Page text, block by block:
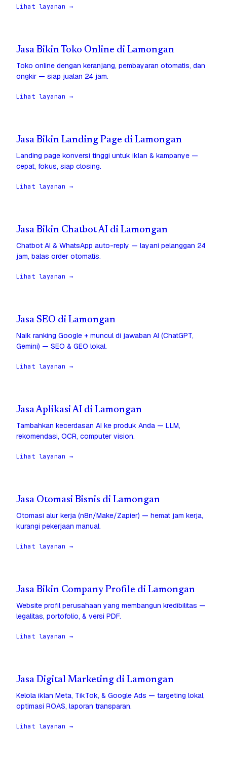
Lihat layanan →
Jasa Bikin Toko Online di Lamongan
Toko online dengan keranjang, pembayaran otomatis, dan
ongkir — siap jualan 24 jam.
Lihat layanan →
Jasa Bikin Landing Page di Lamongan
Landing page konversi tinggi untuk iklan & kampanye —
cepat, fokus, siap closing.
Lihat layanan →
Jasa Bikin Chatbot AI di Lamongan
Chatbot AI & WhatsApp auto-reply — layani pelanggan 24
jam, balas order otomatis.
Lihat layanan →
Jasa SEO di Lamongan
Naik ranking Google + muncul di jawaban AI (ChatGPT,
Gemini) — SEO & GEO lokal.
Lihat layanan →
Jasa Aplikasi AI di Lamongan
Tambahkan kecerdasan AI ke produk Anda — LLM,
rekomendasi, OCR, computer vision.
Lihat layanan →
Jasa Otomasi Bisnis di Lamongan
Otomasi alur kerja (n8n/Make/Zapier) — hemat jam kerja,
kurangi pekerjaan manual.
Lihat layanan →
Jasa Bikin Company Profile di Lamongan
Website profil perusahaan yang membangun kredibilitas —
legalitas, portofolio, & versi PDF.
Lihat layanan →
Jasa Digital Marketing di Lamongan
Kelola iklan Meta, TikTok, & Google Ads — targeting lokal,
optimasi ROAS, laporan transparan.
Lihat layanan →